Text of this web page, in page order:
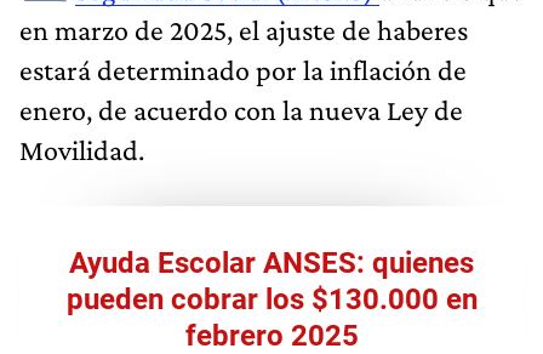
en marzo de 2025, el ajuste de haberes
estará determinado por la inflación de
enero, de acuerdo con la nueva Ley de
Movilidad.
Ayuda Escolar ANSES: quienes
pueden cobrar los $130.000 en
febrero 2025